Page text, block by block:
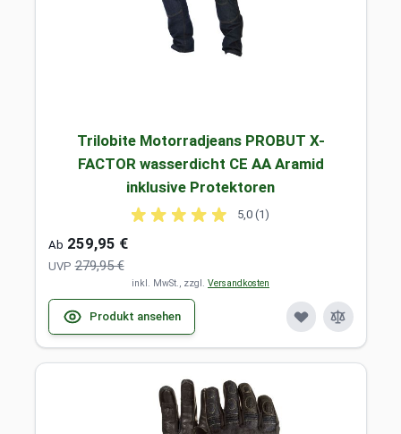
Trilobite Motorradjeans PROBUT X-
FACTOR wasserdicht CE AA Aramid
inklusive Protektoren
5,0 (1)
Ab 259,95 €
UVP 279,95 €
inkl. MwSt., zzgl. Versandkosten
Produkt ansehen